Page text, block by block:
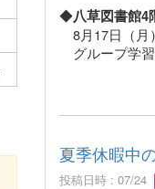
◆八草図書館4
8月17日（月
グループ学習
夏季休暇中
投稿日時 : 07/24